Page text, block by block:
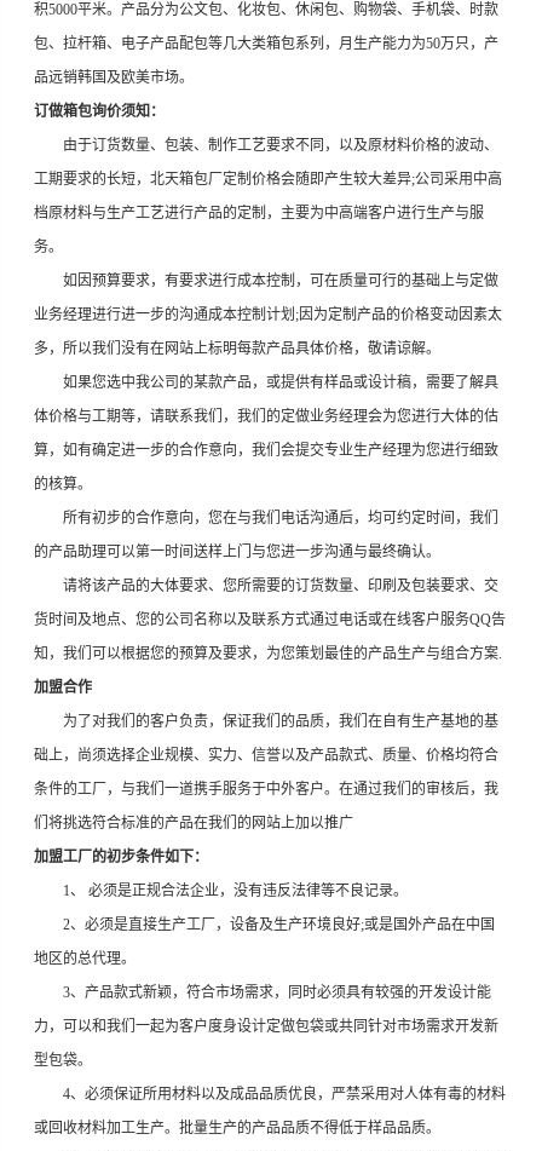
积5000平米。产品分为公文包、化妆包、休闲包、购物袋、手机袋、时款
包、拉杆箱、电子产品配包等几大类箱包系列，月生产能力为50万只，产
品远销韩国及欧美市场。
订做箱包询价须知：
由于订货数量、包装、制作工艺要求不同，以及原材料价格的波动、
工期要求的长短，北天箱包厂定制价格会随即产生较大差异;公司采用中高
档原材料与生产工艺进行产品的定制，主要为中高端客户进行生产与服
务。
如因预算要求，有要求进行成本控制，可在质量可行的基础上与定做
业务经理进行进一步的沟通成本控制计划;因为定制产品的价格变动因素太
多，所以我们没有在网站上标明每款产品具体价格，敬请谅解。
如果您选中我公司的某款产品，或提供有样品或设计稿，需要了解具
体价格与工期等，请联系我们，我们的定做业务经理会为您进行大体的估
算，如有确定进一步的合作意向，我们会提交专业生产经理为您进行细致
的核算。
所有初步的合作意向，您在与我们电话沟通后，均可约定时间，我们
的产品助理可以第一时间送样上门与您进一步沟通与最终确认。
请将该产品的大体要求、您所需要的订货数量、印刷及包装要求、交
货时间及地点、您的公司名称以及联系方式通过电话或在线客户服务QQ告
知，我们可以根据您的预算及要求，为您策划最佳的产品生产与组合方案.
加盟合作
为了对我们的客户负责，保证我们的品质，我们在自有生产基地的基
础上，尚须选择企业规模、实力、信誉以及产品款式、质量、价格均符合
条件的工厂，与我们一道携手服务于中外客户。在通过我们的审核后，我
们将挑选符合标准的产品在我们的网站上加以推广
加盟工厂的初步条件如下：
1、 必须是正规合法企业，没有违反法律等不良记录。
2、必须是直接生产工厂，设备及生产环境良好;或是国外产品在中国
地区的总代理。
3、产品款式新颖，符合市场需求，同时必须具有较强的开发设计能
力，可以和我们一起为客户度身设计定做包袋或共同针对市场需求开发新
型包袋。
4、必须保证所用材料以及成品品质优良，严禁采用对人体有毒的材料
或回收材料加工生产。批量生产的产品品质不得低于样品品质。